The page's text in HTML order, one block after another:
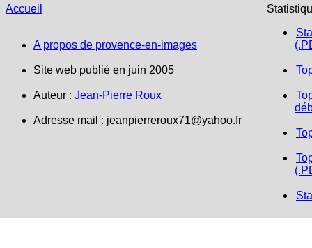
Accueil
A propos de provence-en-images
Site web publié en juin 2005
Auteur : Jean-Pierre Roux
Adresse mail : jeanpierreroux71@yahoo.fr